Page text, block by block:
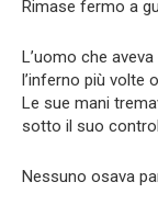
Rimase fermo a
L’uomo che
l’inferno più volte
Le sue mani
sotto il suo
Nessuno osava